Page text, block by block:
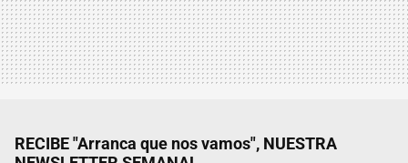
RECIBE "Arranca que nos vamos", NUESTRA